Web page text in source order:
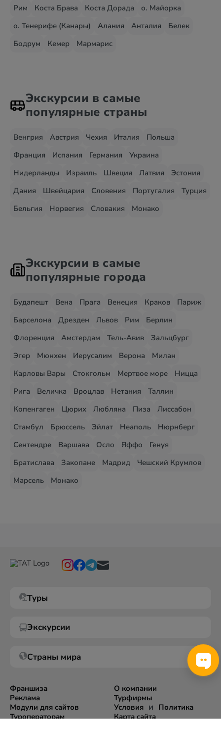
Рим
Коста Брава Коста Дорада
о. Майорка
о. Тенерифе (Канары)
Алания Анталия
Белек
Бодрум
Кемер Мармарис
Экскурсии в самые
популярные страны
Венгрия Австрия Чехия Италия
Польша
Франция
Испания Германия
Украина
Нидерланды
Израиль Швеция Латвия
Эстония
Дания
Швейцария Словения Португалия
Турция
Бельгия
Норвегия Словакия Монако
Экскурсии в самые
популярные города
Будапешт Вена Прага Венеция Краков
Париж
Барселона
Дрезден Львов Рим
Берлин
Флоренция
Амстердам Тель-Авив
Зальцбург
Эгер
Мюнхен Иерусалим Верона
Милан
Карловы Вары
Стокгольм Мертвое море
Ницца
Рига
Величка Вроцлав Нетания
Таллин
Копенгаген
Цюрих Любляна Пиза
Лиссабон
Стамбул
Брюссель Эйлат Неаполь
Нюрнберг
Сентендре
Варшава Осло Яффо
Генуя
Братислава
Закопане Мадрид
Чешский Крумлов
Марсель
Монако
Туры
Экскурсии
Страны мира
Франшиза
Реклама
Модули для сайтов
Туроператорам
О компании
Турфирмы
Условияи Политика
Карта сайта